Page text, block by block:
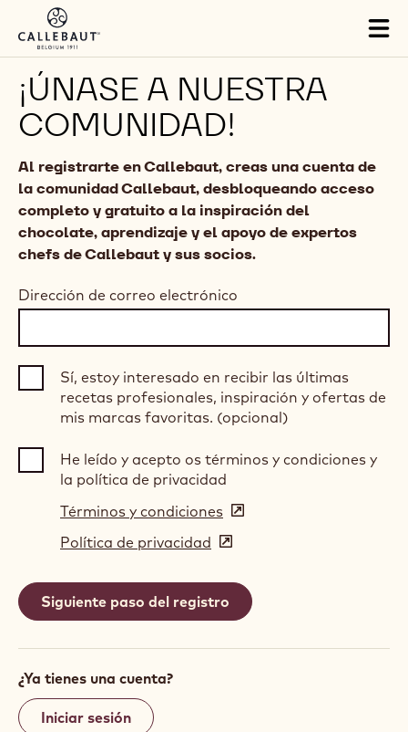
Skip to main content
¡ÚNASE A NUESTRA
COMUNIDAD!
Al registrarte en Callebaut, creas una cuenta de
la comunidad Callebaut, desbloqueando acceso
completo y gratuito a la inspiración del
chocolate, aprendizaje y el apoyo de expertos
chefs de Callebaut y sus socios.
Dirección de correo electrónico
Sí, estoy interesado en recibir las últimas
recetas profesionales, inspiración y ofertas de
mis marcas favoritas. (opcional)
He leído y acepto os términos y condiciones y
la política de privacidad
Términos y condiciones (opens
in
window)
Política de privacidad (opens
a
new
¿Ya tienes una cuenta?
Iniciar sesión